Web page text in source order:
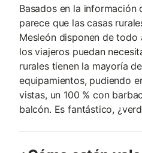
Basados en la información
parece que las casas
Mesleón disponen de todo
los viajeros puedan
rurales tienen la mayoría
equipamientos, pudiendo
vistas, un 100 % con
balcón. Es fantástico,